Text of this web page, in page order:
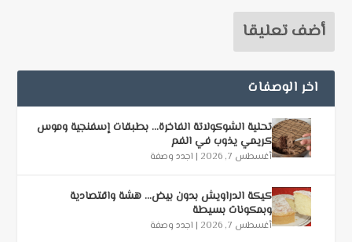
اخر الوصفات
تحلية الشوكولاتة الفاخرة… بطبقات إسفنجية وموس
كريمي يذوب في الفم
أغسطس 7, 2026 | اجدد وصفة
كيكة الدراويش بدون بيض… هشة واقتصادية
وبمكونات بسيطة
أغسطس 7, 2026 | اجدد وصفة